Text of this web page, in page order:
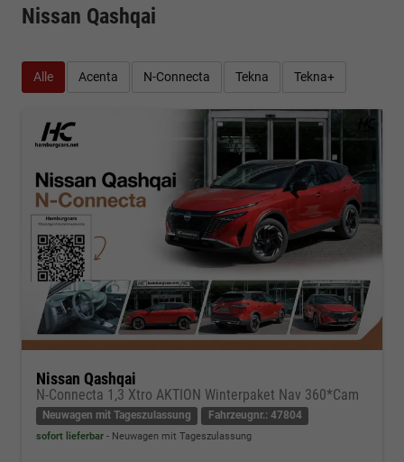
Nissan Qashqai
Alle Acenta N-Connecta Tekna Tekna+
Nissan Qashqai
N-Connecta 1,3 Xtro AKTION Winterpaket Nav 360*Cam
Neuwagen mit Tageszulassung Fahrzeugnr.: 47804
sofort lieferbar Neuwagen mit Tageszulassung